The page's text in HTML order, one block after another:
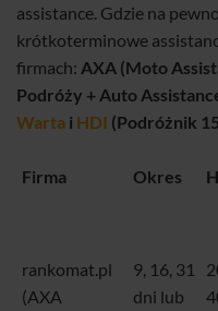
assistance. Gdzie na
krótkoterminowe
firmach: AXA (Moto
Podróży + Auto
Warta i HDI (Podróżnik
Firma Okres
rankomat.pl
(AXA
9, 16, 31
dni lub